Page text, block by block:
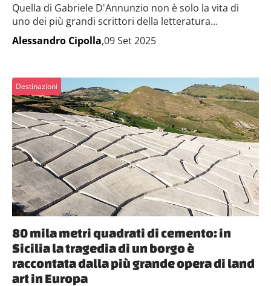
Quella di Gabriele D'Annunzio non è solo la vita di
uno dei più grandi scrittori della letteratura...
Alessandro Cipolla,09 Set 2025
Destinazioni
80 mila metri quadrati di cemento: in
Sicilia la tragedia di un borgo è
raccontata dalla più grande opera di land
art in Europa